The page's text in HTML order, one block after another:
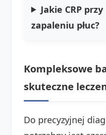
Jakie CRP
zapaleniu płuc?
Kompleksowe
skuteczne
Do precyzyjnej